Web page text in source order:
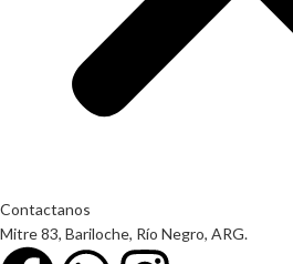
Contactanos
Mitre 83, Bariloche, Río Negro, ARG.